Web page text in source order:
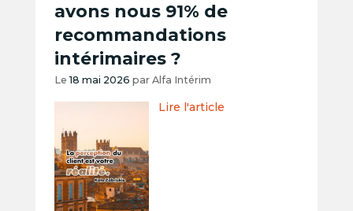
avons nous 91% de
recommandations
intérimaires ?
Le18 mai 2026 par Alfa Intérim
Lire l'article